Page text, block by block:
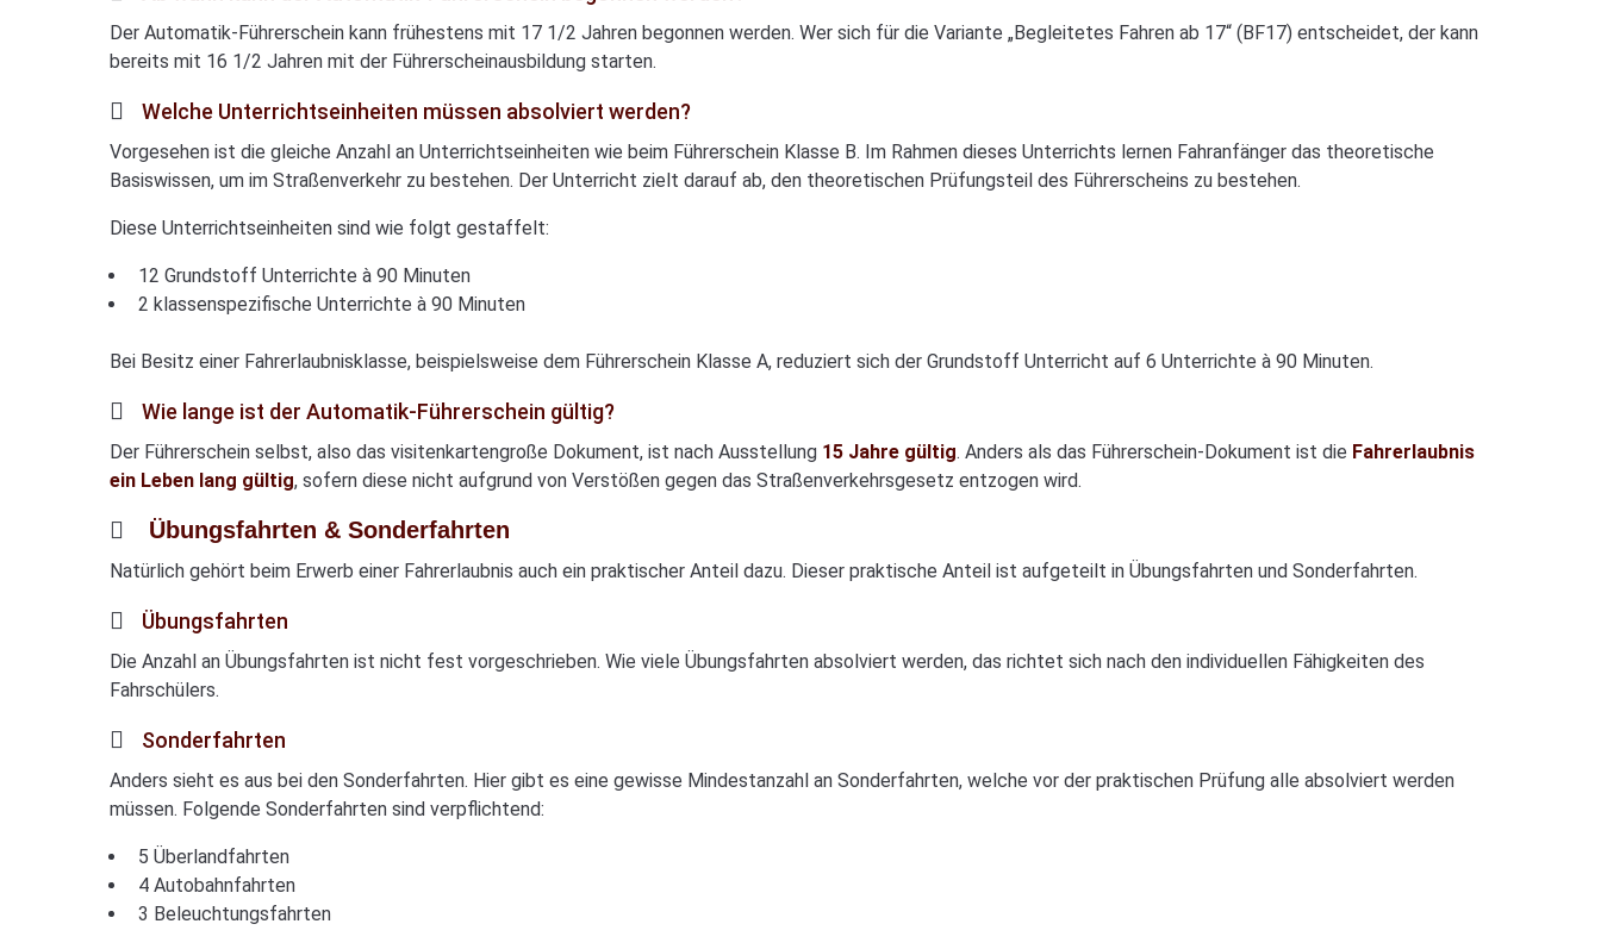
Der Automatik-Führerschein kann frühestens mit 17 1/2 Jahren begonnen werden. Wer sich für die Variante „Begleitetes Fahren ab 17“ (BF17) entscheidet, der kann
bereits mit 16 1/2 Jahren mit der Führerscheinausbildung starten.
Welche Unterrichtseinheiten müssen absolviert werden?
Vorgesehen ist die gleiche Anzahl an Unterrichtseinheiten wie beim Führerschein Klasse B. Im Rahmen dieses Unterrichts lernen Fahranfänger das theoretische
Basiswissen, um im Straßenverkehr zu bestehen. Der Unterricht zielt darauf ab, den theoretischen Prüfungsteil des Führerscheins zu bestehen.
Diese Unterrichtseinheiten sind wie folgt gestaffelt:
12 Grundstoff Unterrichte à 90 Minuten
2 klassenspezifische Unterrichte à 90 Minuten
Bei Besitz einer Fahrerlaubnisklasse, beispielsweise dem Führerschein Klasse A, reduziert sich der Grundstoff Unterricht auf 6 Unterrichte à 90 Minuten.
Wie lange ist der Automatik-Führerschein gültig?
Der Führerschein selbst, also das visitenkartengroße Dokument, ist nach Ausstellung 15 Jahre gültig. Anders als das Führerschein-Dokument ist die Fahrerlaubnis
ein Leben lang gültig, sofern diese nicht aufgrund von Verstößen gegen das Straßenverkehrsgesetz entzogen wird.
Übungsfahrten & Sonderfahrten
Natürlich gehört beim Erwerb einer Fahrerlaubnis auch ein praktischer Anteil dazu. Dieser praktische Anteil ist aufgeteilt in Übungsfahrten und Sonderfahrten.
Übungsfahrten
Die Anzahl an Übungsfahrten ist nicht fest vorgeschrieben. Wie viele Übungsfahrten absolviert werden, das richtet sich nach den individuellen Fähigkeiten des
Fahrschülers.
Sonderfahrten
Anders sieht es aus bei den Sonderfahrten. Hier gibt es eine gewisse Mindestanzahl an Sonderfahrten, welche vor der praktischen Prüfung alle absolviert werden
müssen. Folgende Sonderfahrten sind verpflichtend:
5 Überlandfahrten
4 Autobahnfahrten
3 Beleuchtungsfahrten